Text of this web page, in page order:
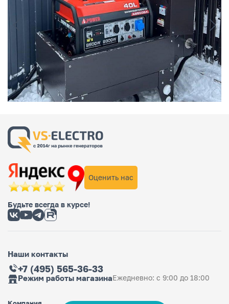
Оценить нас
Будьте всегда в курсе!
Наши контакты
+7 (495) 565-36-33
Режим работы магазинаЕжедневно: с 9:00 до 18:00